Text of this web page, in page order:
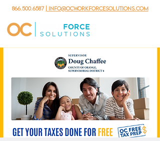
866.500.6587 | info@ocworkforcesolutions.com